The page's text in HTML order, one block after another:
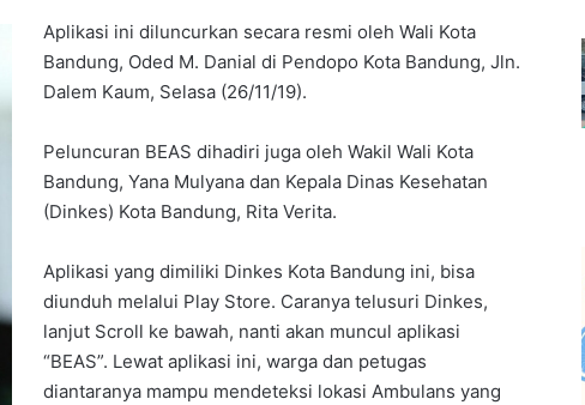
Aplikasi ini diluncurkan secara resmi oleh Wali Kota
Bandung, Oded M. Danial di Pendopo Kota Bandung, Jln.
Dalem Kaum, Selasa (26/11/19).
Peluncuran BEAS dihadiri juga oleh Wakil Wali Kota
Bandung, Yana Mulyana dan Kepala Dinas Kesehatan
(Dinkes) Kota Bandung, Rita Verita.
Aplikasi yang dimiliki Dinkes Kota Bandung ini, bisa
diunduh melalui Play Store. Caranya telusuri Dinkes,
lanjut Scroll ke bawah, nanti akan muncul aplikasi
“BEAS”. Lewat aplikasi ini, warga dan petugas
diantaranya mampu mendeteksi lokasi Ambulans yang